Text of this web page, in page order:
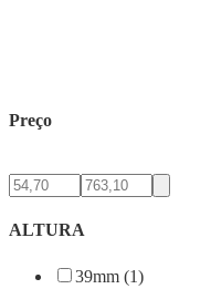
Preço
ALTURA
39mm (1)